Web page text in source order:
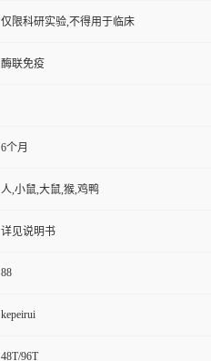
仅限科研实验,不得用于临床
酶联免疫
6个月
人,小鼠,大鼠,猴,鸡鸭
详见说明书
88
kepeirui
48T/96T